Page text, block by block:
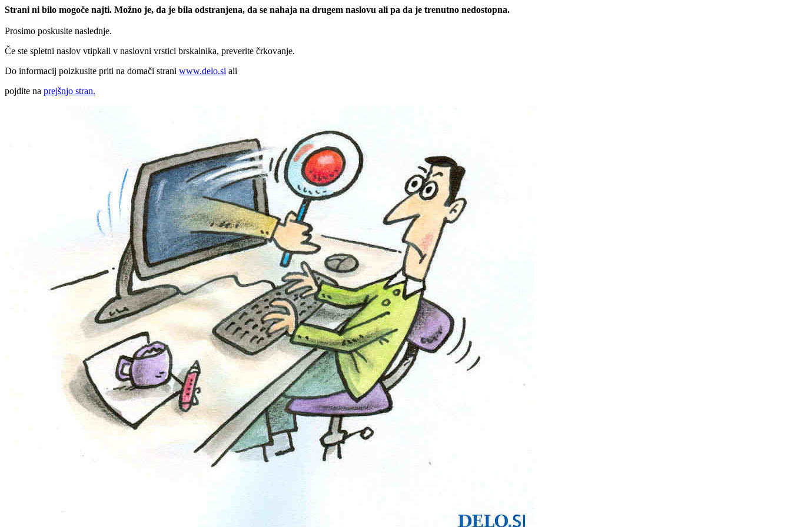
Strani ni bilo mogoče najti. Možno je, da je bila odstranjena, da se nahaja na drugem naslovu ali pa da je trenutno nedostopna.
Prosimo poskusite naslednje.
Če ste spletni naslov vtipkali v naslovni vrstici brskalnika, preverite črkovanje.
Do informacij poizkusite priti na domači strani www.delo.si ali
pojdite na prejšnjo stran.